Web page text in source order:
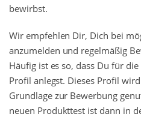
bewirbst.
Wir empfehlen Dir, Dich bei
anzumelden und regelmäßig
Häufig ist es so, dass Du für
Profil anlegst. Dieses Profil
Grundlage zur Bewerbung
neuen Produkttest ist dann in